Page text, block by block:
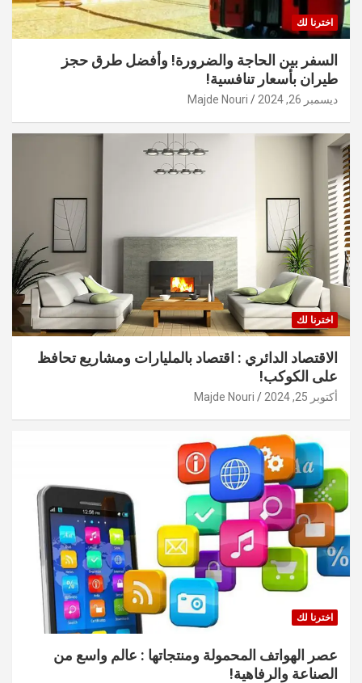
اخترنا لك
السفر بين الحاجة والضرورة! وأفضل طرق حجز
طيران بأسعار تنافسية!
ديسمبر 26, 2024 Majde Nouri
اخترنا لك
الاقتصاد الدائري : اقتصاد بالمليارات ومشاريع تحافظ
على الكوكب!
أكتوبر 25, 2024 Majde Nouri
اخترنا لك
عصر الهواتف المحمولة ومنتجاتها : عالم واسع من
الصناعة والرفاهية!